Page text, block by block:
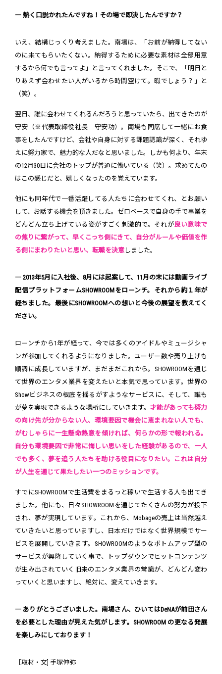
― 熱く口説かれたんですね！その場で即決したんですか？
いえ、結構じっくり考えました。南場は、「お前が納得してない
のに来てもらいたくない。納得するために必要な素材は全部用意
するから何でも言ってよ」と言ってくれました。そこで、「明日と
りあえず会わせたい人がいるから時間空けて。暇でしょう？」と
（笑）。
翌日、誰に会わせてくれるんだろうと思っていたら、出てきたのが
守安（※代表取締役社長 守安功）。南場も同席して一緒にお食
事をしたんですけど、会社や自身に対する課題認識が深く、それゆ
えに努力家で、魅力的な人だなと思いました。しかも何より、年末
の12月30日に会社のトップが普通に働いている（笑）。求めてたの
はこの感じだと、嬉しくなったのを覚えています。
他にも同年代で一番活躍してる人たちに会わせてくれ、とお願い
して、お話する機会を頂きました。ゼロベースで自身の手で事業を
どんどん立ち上げている姿がすごく刺激的で。それが 良い意味で
の焦りに繋がって、早くこっち側にきて、自分がルールや価値を作
る側にまわりたいと思い、転職を決意 しました。
― 2013年5月に入社後、8月には起案して、11月の末には動画ライブ
配信プラットフォームSHOWROOMをローンチ。それから約１年が
経ちました。最後にSHOWROOMへの想いと今後の展望を教えてく
ださい。
ローンチから1年が経って、今では多くのアイドルやミュージシャ
ンが参加してくれるようになりました。ユーザー数や売り上げも
順調に成長していますが、まだまだこれから。SHOWROOMを通じ
て世界のエンタメ業界を変えたいと本気で思っています。世界の
Showビジネスの根底を揺るがすようなサービスに、そして、誰も
が夢を実現できるような場所にしていきます。 才能があっても努力
の向け先が分からない人、環境要因で機会に恵まれない人でも、
がむしゃらに一生懸命熱意を傾ければ、何らかの形で報われる。
自分も環境要因で非常に悔しい思いをした経験があるので、一人
でも多く、夢を追う人たちを助ける役目になりたい。これは自分
が人生を通じて果たしたい一つのミッションです。
すでにSHOWROOMで生活費をまるっと稼いで生活する人も出てき
ました。他にも、日々SHOWROOMを通じてたくさんの努力が投下
され、夢が実現しています。これから、Mobageの売上は当然越え
ていきたいと思っていますし、日本だけではなく世界規模でサー
ビスを展開していきます。SHOWROOMのようなボトムアップ型の
サービスが興隆していく事で、トップダウンでヒットコンテンツ
が生み出されていく旧来のエンタメ業界の常識が、どんどん変わ
っていくと思いますし、絶対に、変えていきます。
― ありがとうございました。南場さん、ひいてはDeNAが前田さん
を必要とした理由が見えた気がします。SHOWROOM の更なる発展
を楽しみにしております！
［取材・文] 手塚伸弥